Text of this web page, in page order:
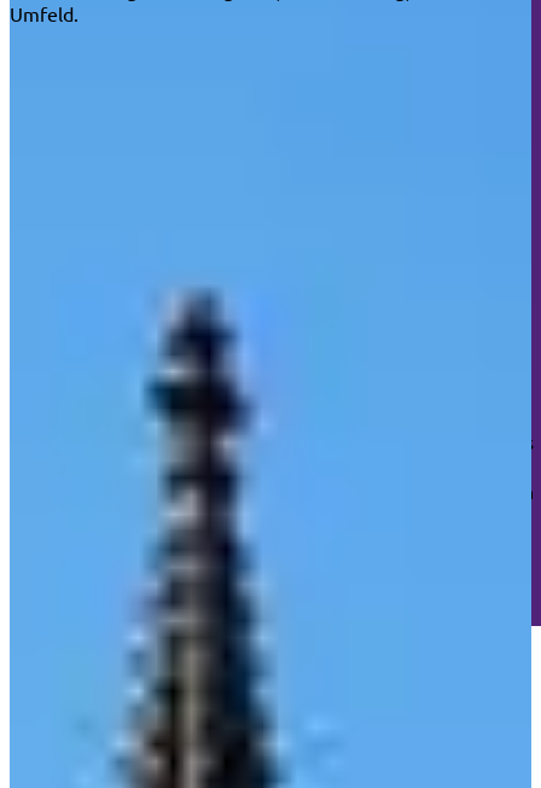
🍪 Überraschung: Wir nerven dich NICHT mit
Keine Tracker. Kein Profiling. Kein Marketing-Unsinn.
Wir setzen nur die absolut notwendigen technischen Cookies
für deine Sitzung und den Schutz vor Cyberangriffen.
Keine 47 verschiedenen "Partner" die deine Daten
🎯 Keine "berechtigten Interessen"
✅ Einfach eine ehrliche Website
Cookie-Details ansehen
Umfeld.